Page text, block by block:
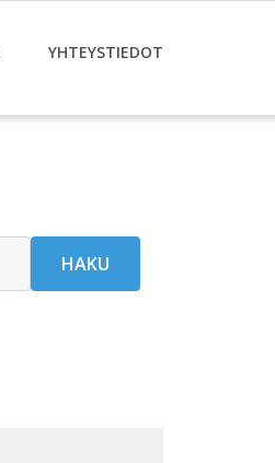
YHTEYSTIEDOT
HAKU